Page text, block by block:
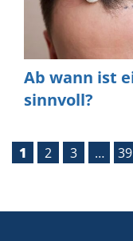
Ab wann ist
sinnvoll?
1 2 3 … 39